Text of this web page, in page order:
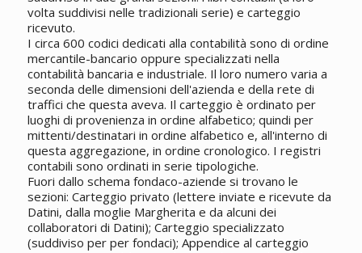
volta suddivisi nelle tradizionali serie) e carteggio
ricevuto.
I circa 600 codici dedicati alla contabilità sono di ordine
mercantile-bancario oppure specializzati nella
contabilità bancaria e industriale. Il loro numero varia a
seconda delle dimensioni dell'azienda e della rete di
traffici che questa aveva. Il carteggio è ordinato per
luoghi di provenienza in ordine alfabetico; quindi per
mittenti/destinatari in ordine alfabetico e, all'interno di
questa aggregazione, in ordine cronologico. I registri
contabili sono ordinati in serie tipologiche.
Fuori dallo schema fondaco-aziende si trovano le
sezioni: Carteggio privato (lettere inviate e ricevute da
Datini, dalla moglie Margherita e da alcuni dei
collaboratori di Datini); Carteggio specializzato
(suddiviso per per fondaci); Appendice al carteggio